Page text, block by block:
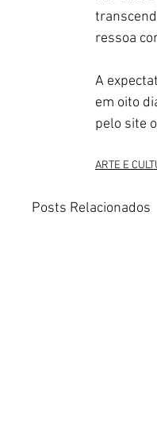
ressoa
A
em oito
pelo site
ARTE E
Posts Relacionados